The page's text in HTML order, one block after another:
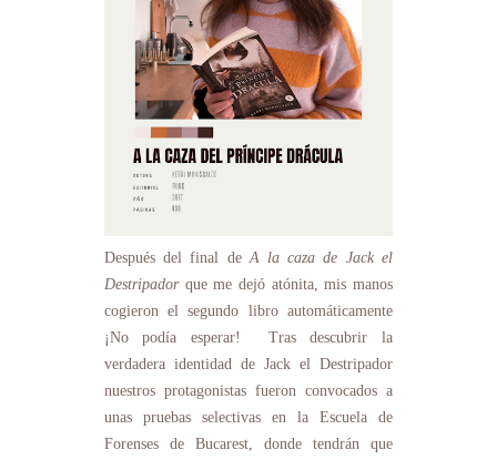
Después del final de A la caza de Jack el
Destripador que me dejó atónita, mis manos
cogieron el segundo libro automáticamente
¡No podía esperar! Tras descubrir la
verdadera identidad de Jack el Destripador
nuestros protagonistas fueron convocados a
unas pruebas selectivas en la Escuela de
Forenses de Bucarest, donde tendrán que